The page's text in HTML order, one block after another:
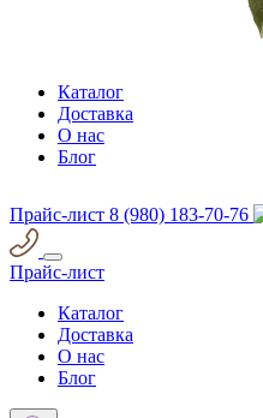
Каталог
Доставка
О нас
Блог
Прайс-лист 8 (980) 183-70-76
Прайс-лист
Каталог
Доставка
О нас
Блог